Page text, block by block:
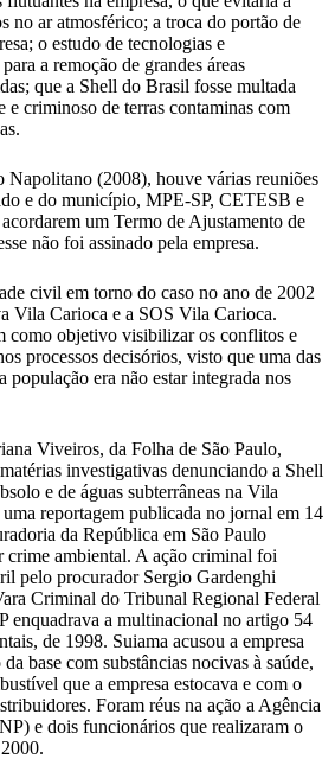
no ar atmosférico; a troca do portão de
o estudo de tecnologias e
a remoção de grandes áreas
que a Shell do Brasil fosse multada
e criminoso de terras contaminas com
Napolitano (2008), houve várias reuniões
e do município, MPE-SP, CETESB e
um Termo de Ajustamento de
não foi assinado pela empresa.
civil em torno do caso no ano de 2002
Vila Carioca e a SOS Vila Carioca.
como objetivo visibilizar os conflitos e
processos decisórios, visto que uma das
população era não estar integrada nos
Viveiros, da Folha de São Paulo,
investigativas denunciando a Shell
e de águas subterrâneas na Vila
reportagem publicada no jornal em 14
da República em São Paulo
crime ambiental. A ação criminal foi
pelo procurador Sergio Gardenghi
Criminal do Tribunal Regional Federal
enquadrava a multinacional no artigo 54
de 1998. Suiama acusou a empresa
base com substâncias nocivas à saúde,
que a empresa estocava e com o
Foram réus na ação a Agência
e dois funcionários que realizaram o